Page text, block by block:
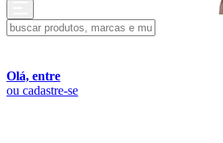
Olá, entre
ou cadastre-se